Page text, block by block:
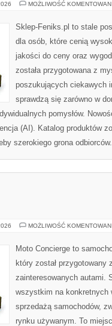
MOŻLIWOŚĆ
Sklep-Feniks.pl to stale
dla osób, które cenią
jakości do ceny oraz
została przygotowana z
poszukujących ciekawych
sprawdzą się zarówno w
pomysłów.
(AI). Katalog produktów
szerokiego grona
MOŻLIWOŚĆ
Moto Concierge to
który został przygotowany
zainteresowanych autami.
wszystkim na konkretnych
sprzedażą samochodów,
rynku używanym. To